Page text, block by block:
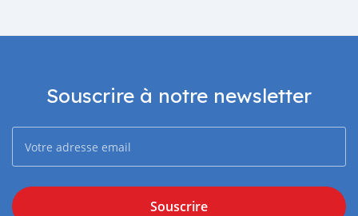
Souscrire à notre newsletter
Souscrire